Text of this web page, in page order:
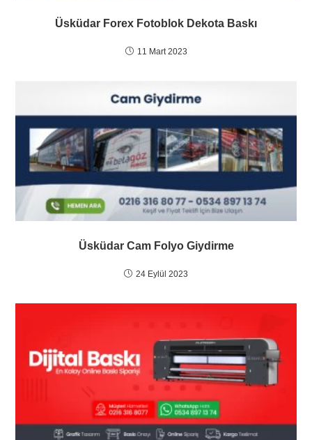
Üsküdar Forex Fotoblok Dekota Baskı
11 Mart 2023
Üsküdar Cam Folyo Giydirme
24 Eylül 2023